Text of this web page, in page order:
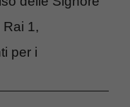
1,
per i